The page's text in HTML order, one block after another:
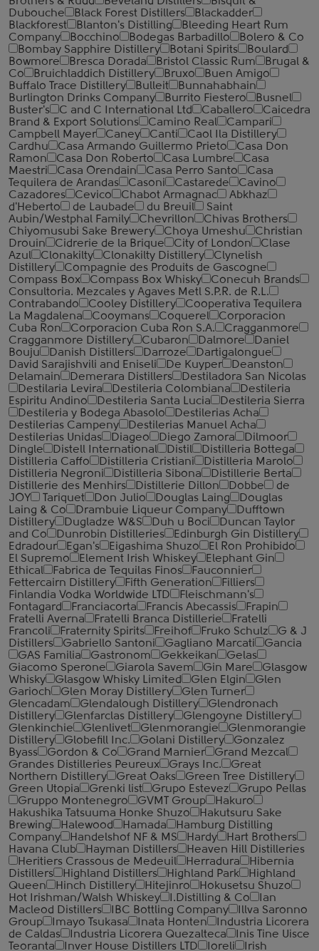
Dubouche
Black Forest Distillers
Blackadder
Blackforest
Blanton's Distilling
Bleeding Heart Rum
Company
Bocchino Bodegas Barbadillo
Bolero & Co
Bombay Sapphire Distillery
Botani Spirits
Boulard
Bowmore
Bresca Dorada Bristol Classic Rum
Brugal &
Co
Bruichladdich Distillery Bruxo
Buen Amigo
Buffalo Trace Distillery
Bulleit
Bunnahabhain
Burlington Drinks Company
Burrito Fiestero
Busnel
Buster's
C and C International Ltd Caballero
Caicedra
Brand & Export Solutions
Camino Real
Campari
Campbell Mayer
Caney Canti
Caol Ila Distillery
Cardhu
Casa Armando Guillermo Prieto
Casa Don
Ramon
Casa Don Roberto Casa Lumbre
Casa
Maestri
Casa Orendain Casa Perro Santo
Casa
Tequilera de Arandas
Casoni Castarede
Cavino
Cazadores
Cevico Chabot Armagnac
Abkhaz
d'Heberto
de Laubade du Breuil
Saint
Aubin/Westphal Family
Chevrillon
Chivas Brothers
Chiyomusubi Sake Brewery
Choya Umeshu
Christian
Drouin
Cidrerie de la Brique City of London
Clase
Azul
Clonakilty Clonakilty Distillery
Clynelish
Distillery
Compagnie des Produits de Gascogne
Compass Box
Compass Box Whisky
Conecuh Brands
Consultoria. Mezcales y Agaves Metl S.P.R. de R.L.
Contrabando
Cooley Distillery
Cooperativa Tequilera
La Magdalena
Cooymans Coquerel
Corporacion
Cuba Ron
Corporacion Cuba Ron S.A.
Cragganmore
Cragganmore Distillery
Cubaron Dalmore
Daniel
Bouju
Danish Distillers Darroze
Dartigalongue
David Sarajishvili and Eniseli
De Kuyper
Deanston
Delamain
Demerara Distillers
Destiladora San Nicolas
Destilaria Levira
Destileria Colombiana
Destileria
Espiritu Andino
Destileria Santa Lucia
Destileria Sierra
Destileria y Bodega Abasolo
Destilerias Acha
Destilerias Campeny
Destilerias Manuel Acha
Destilerias Unidas
Diageo Diego Zamora
Dilmoor
Dingle
Distell International Distil
Distilleria Bottega
Distilleria Caffo
Distilleria Cristiani
Distilleria Marolo
Distilleria Negroni
Distilleria Sibona
Distillerie Berta
Distillerie des Menhirs
Distillerie Dillon Dobbe
de
JOY
Tariquet Don Julio Douglas Laing
Douglas
Laing & Co
Drambuie Liqueur Company
Dufftown
Distillery
Dugladze W&S Duh u Boci
Duncan Taylor
and Co
Dunrobin Distilleries
Edinburgh Gin Distillery
Edradour
Egan's Eigashima Shuzo
El Ron Prohibido
El Supremo
Element Irish Whiskey
Elephant Gin
Ethical
Fabrica de Tequilas Finos
Fauconnier
Fettercairn Distillery
Fifth Generation
Filliers
Finlandia Vodka Worldwide LTD
Fleischmann's
Fontagard
Franciacorta Francis Abecassis
Frapin
Fratelli Averna
Fratelli Branca Distillerie
Fratelli
‎Francoli
Fraternity Spirits Freihof Fruko Schulz
G & J
Distillers
Gabriello Santoni Gagliano Marcati
Gancia
GAS Familia
Gastronom Gekkeikan
Gelas
Giacomo Sperone
Giarola Savem Gin Mare
Glasgow
Whisky
Glasgow Whisky Limited Glen Elgin
Glen
Garioch
Glen Moray Distillery
Glen Turner
Glencadam
Glendalough Distillery
Glendronach
Distillery
Glenfarclas Distillery
Glengoyne Distillery
Glenkinchie
Glenlivet Glenmorangie
Glenmorangie
Distillery
Globefill Inc. Golani Distillery
Gonzalez
Byass
Gordon & Co Grand Marnier
Grand Mezcal
Grandes Distilleries Peureux
Grays Inc.
Great
Northern Distillery
Great Oaks
Green Tree Distillery
Green Utopia
Grenki list Grupo Estevez
Grupo Pellas
Gruppo Montenegro
GVMT Group
Hakuro
Hakushika Tatsuuma Honke Shuzo
Hakutsuru Sake
Brewing
Halewood Hamada
Hamburg Distilling
Company
Handelshof NF & MS Hardy
Hart Brothers
Havana Club
Hayman Distillers
Heaven Hill Distilleries
Heritiers Crassous de Medeuil
Herradura
Hibernia
Distillers
Highland Distillers Highland Park
Highland
Queen
Hinch Distillery Hitejinro
Hokusetsu Shuzo
Hot Irishman/Walsh Whiskey
I.Distilling & Co
Ian
Macleod Distillers
IBC Bottling Company
Illva Saronno
Group
Imayo Tsukasa Inata Honten
Industria Licorera
de Caldas
Industria Licorera Quezalteca
Inis Tine Uisce
Teoranta
Inver House Distillers LTD Ioreli
Irish